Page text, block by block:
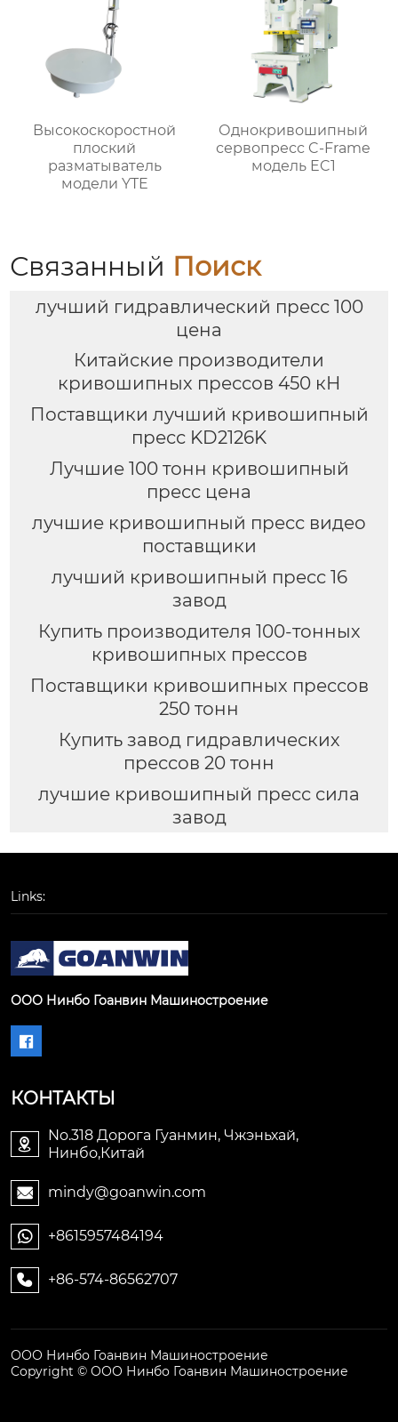
Высокоскоростной
плоский
разматыватель
модели YTE
Однокривошипный
сервопресс C-Frame
модель EC1
Связанный Поиск
лучший гидравлический пресс 100
цена
Китайские производители
кривошипных прессов 450 кН
Поставщики лучший кривошипный
пресс KD2126K
Лучшие 100 тонн кривошипный
пресс цена
лучшие кривошипный пресс видео
поставщики
лучший кривошипный пресс 16
завод
Купить производителя 100-тонных
кривошипных прессов
Поставщики кривошипных прессов
250 тонн
Купить завод гидравлических
прессов 20 тонн
лучшие кривошипный пресс сила
завод
Links:
ООО Нинбо Гоанвин Машиностроение

КОНТАКТЫ

No.318 Дорога Гуанмин, Чжэньхай,
Нинбо,Китай
 mindy@goanwin.com
 +8615957484194
 +86-574-86562707
ООО Нинбо Гоанвин Машиностроение
Copyright © ООО Нинбо Гоанвин Машиностроение